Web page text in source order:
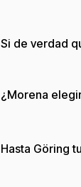
Si de verdad
¿Morena
Hasta Göring